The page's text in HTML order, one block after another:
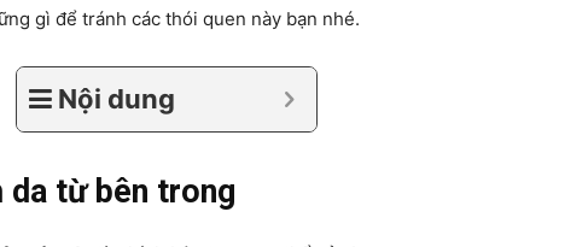
gì để tránh các thói quen này bạn nhé.
Nội dung
da từ bên trong